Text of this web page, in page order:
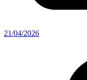
21/04/2026